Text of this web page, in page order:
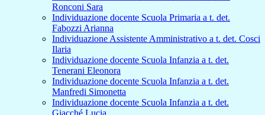
Ronconi Sara
Individuazione docente Scuola Primaria a t. det.
Fabozzi Arianna
Individuazione Assistente Amministrativo a t. det. Cosci
Ilaria
Individuazione docente Scuola Infanzia a t. det.
Tenerani Eleonora
Individuazione docente Scuola Infanzia a t. det.
Manfredi Simonetta
Individuazione docente Scuola Infanzia a t. det.